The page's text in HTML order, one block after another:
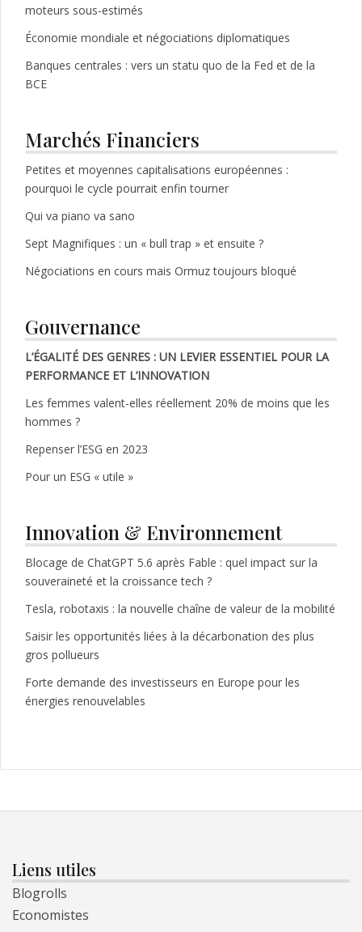
moteurs sous-estimés
Économie mondiale et négociations diplomatiques
Banques centrales : vers un statu quo de la Fed et de la
BCE
Marchés Financiers
Petites et moyennes capitalisations européennes :
pourquoi le cycle pourrait enfin tourner
Qui va piano va sano
Sept Magnifiques : un « bull trap » et ensuite ?
Négociations en cours mais Ormuz toujours bloqué
Gouvernance
L’ÉGALITÉ DES GENRES : UN LEVIER ESSENTIEL POUR LA
PERFORMANCE ET L’INNOVATION
Les femmes valent-elles réellement 20% de moins que les
hommes ?
Repenser l’ESG en 2023
Pour un ESG « utile »
Innovation & Environnement
Blocage de ChatGPT 5.6 après Fable : quel impact sur la
souveraineté et la croissance tech ?
Tesla, robotaxis : la nouvelle chaîne de valeur de la mobilité
Saisir les opportunités liées à la décarbonation des plus
gros pollueurs
Forte demande des investisseurs en Europe pour les
énergies renouvelables
Liens utiles
Blogrolls
Economistes